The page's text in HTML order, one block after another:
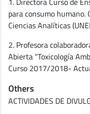
para consumo humano.
Ciencias Analíticas
2. Profesora
Abierta "Toxicología
Curso 2017/2018-
Others
ACTIVIDADES DE